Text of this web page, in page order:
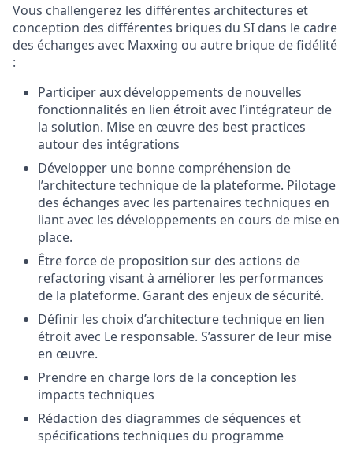
Vous challengerez les différentes architectures et
conception des différentes briques du SI dans le cadre
des échanges avec Maxxing ou autre brique de fidélité
:
Participer aux développements de nouvelles
fonctionnalités en lien étroit avec l’intégrateur de
la solution. Mise en œuvre des best practices
autour des intégrations
Développer une bonne compréhension de
l’architecture technique de la plateforme. Pilotage
des échanges avec les partenaires techniques en
liant avec les développements en cours de mise en
place.
Être force de proposition sur des actions de
refactoring visant à améliorer les performances
de la plateforme. Garant des enjeux de sécurité.
Définir les choix d’architecture technique en lien
étroit avec Le responsable. S’assurer de leur mise
en œuvre.
Prendre en charge lors de la conception les
impacts techniques
Rédaction des diagrammes de séquences et
spécifications techniques du programme